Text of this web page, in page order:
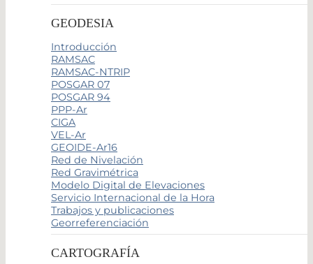
GEODESIA
Introducción
RAMSAC
RAMSAC-NTRIP
POSGAR 07
POSGAR 94
PPP-Ar
CIGA
VEL-Ar
GEOIDE-Ar16
Red de Nivelación
Red Gravimétrica
Modelo Digital de Elevaciones
Servicio Internacional de la Hora
Trabajos y publicaciones
Georreferenciación
CARTOGRAFÍA